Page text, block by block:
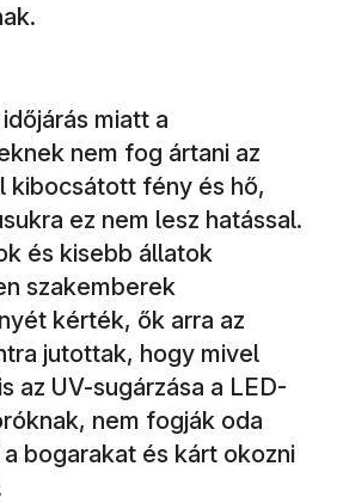
miatt a
nem fog ártani az
kibocsátott fény és hő,
ez nem lesz hatással.
és kisebb állatok
szakemberek
kérték, ők arra az
jutottak, hogy mivel
az UV-sugárzása a LED-
nem fogják oda
bogarakat és kárt okozni